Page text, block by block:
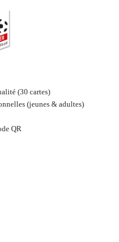
(30 cartes)
(jeunes & adultes)
QR